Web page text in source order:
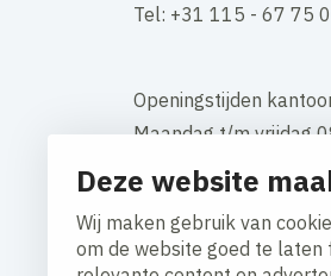
Deze website
Wij maken gebruik van
om de website goed te laten
Tel: +31 115 - 67 75
Openingstijden
Maandag t/m vrijdag
Contact